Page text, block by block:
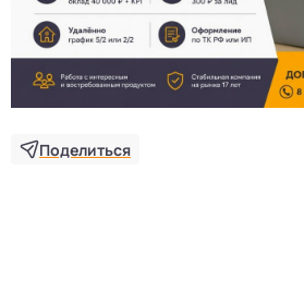
Поделиться